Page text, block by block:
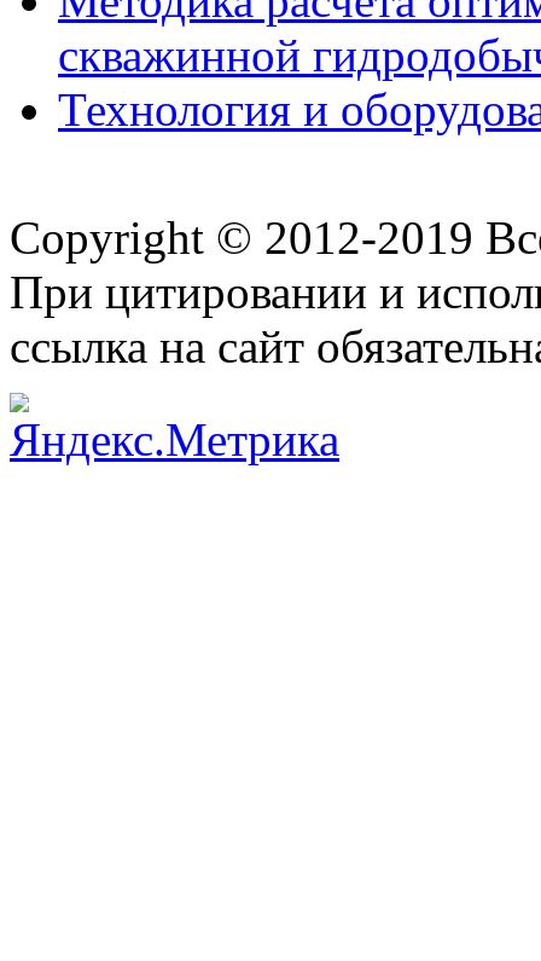
скважинной
Технология и
Copyright © 2012-2019
При цитировании и
ссылка на сайт